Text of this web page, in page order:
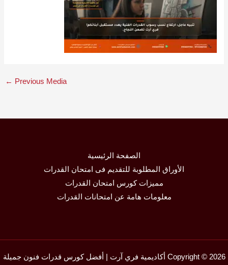
← Previous Media
الصفحة الرئيسية
الأوراق المطلوبة للتقديم فى امتحان القدرات
مميزات كورس امتحان القدرات
معلومات هامة عن امتحانات القدرات
Copyright © 2026 أكاديمية فري آرت | أفضل كورس قدرات فنون جميلة